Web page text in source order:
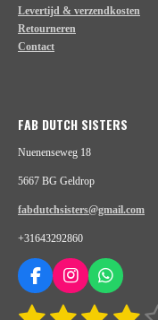
Levertijd & verzendkosten
Retourneren
Contact
FAB DUTCH SISTERS
Nuenenseweg 18
5667 BG Geldrop
fabdutchsisters@gmail.com
+31643292860
F
c
I
s
W
a
R